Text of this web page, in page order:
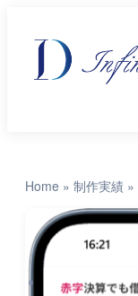
Home » 制作実績 »